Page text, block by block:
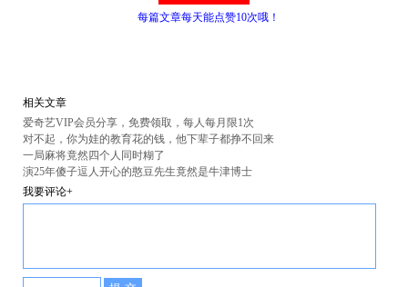
每篇文章每天能点赞10次哦！
相关文章
爱奇艺VIP会员分享，免费领取，每人每月限1次
对不起，你为娃的教育花的钱，他下辈子都挣不回来
一局麻将竟然四个人同时糊了
演25年傻子逗人开心的憨豆先生竟然是牛津博士
我要评论+